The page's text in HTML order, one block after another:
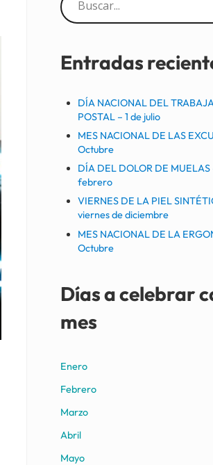
Sidebar
Entradas
DÍA NACIONAL DEL
POSTAL – 1 de julio
MES NACIONAL DE LAS
Octubre
DÍA DEL DOLOR DE MUELAS
febrero
VIERNES DE LA PIEL
viernes de diciembre
MES NACIONAL DE LA
Octubre
Días a celebrar
mes
Enero
Febrero
Marzo
Abril
Mayo